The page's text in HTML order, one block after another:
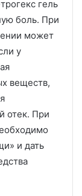
гель
боль. При
может
у
веществ,
отек. При
и дать